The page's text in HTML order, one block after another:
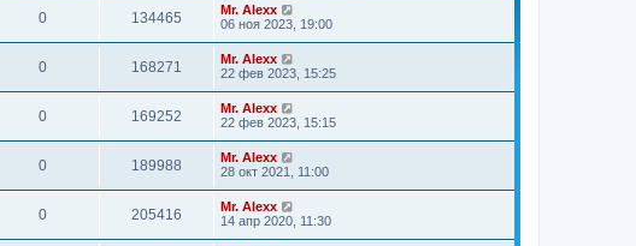
0 134465
Mr. Alexx
06 ноя 2023, 19:00
0 168271
Mr. Alexx
22 фев 2023, 15:25
0 169252
Mr. Alexx
22 фев 2023, 15:15
0 189988
Mr. Alexx
28 окт 2021, 11:00
0 205416
Mr. Alexx
14 апр 2020, 11:30